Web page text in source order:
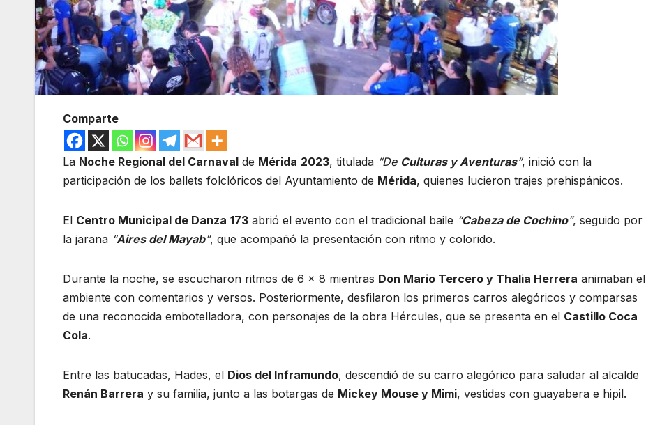
Comparte
La Noche Regional del Carnaval de Mérida 2023, titulada “De Culturas y Aventuras”, inició con la
participación de los ballets folclóricos del Ayuntamiento de Mérida, quienes lucieron trajes prehispánicos.
El Centro Municipal de Danza 173 abrió el evento con el tradicional baile “Cabeza de Cochino”, seguido por
la jarana “Aires del Mayab”, que acompañó la presentación con ritmo y colorido.
Durante la noche, se escucharon ritmos de 6 x 8 mientras Don Mario Tercero y Thalia Herrera animaban el
ambiente con comentarios y versos. Posteriormente, desfilaron los primeros carros alegóricos y comparsas
de una reconocida embotelladora, con personajes de la obra Hércules, que se presenta en el Castillo Coca
Cola.
Entre las batucadas, Hades, el Dios del Inframundo, descendió de su carro alegórico para saludar al alcalde
Renán Barrera y su familia, junto a las botargas de Mickey Mouse y Mimi, vestidas con guayabera e hipil.